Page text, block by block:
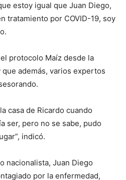
estoy igual que Juan Diego,
tratamiento por COVID-19, soy
protocolo Maíz desde la
además, varios expertos
casa de Ricardo cuando
ser, pero no se sabe, pudo
indicó.
nacionalista, Juan Diego
por la enfermedad,